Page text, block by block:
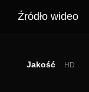
Źródło wideo
Jakość HD